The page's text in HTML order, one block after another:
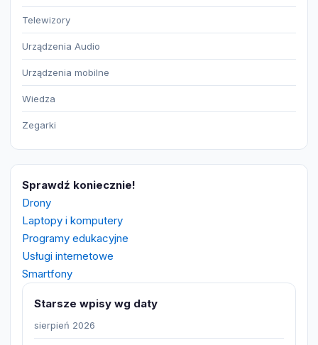
Telewizory
Urządzenia Audio
Urządzenia mobilne
Wiedza
Zegarki
Sprawdź koniecznie!
Drony
Laptopy i komputery
Programy edukacyjne
Usługi internetowe
Smartfony
Starsze wpisy wg daty
sierpień 2026